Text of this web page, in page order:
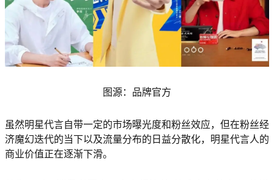
图源：品牌官方
虽然明星代言自带一定的市场曝光度和粉丝效应，但在粉丝经
济魔幻迭代的当下以及流量分布的日益分散化，明星代言人的
商业价值正在逐渐下滑。